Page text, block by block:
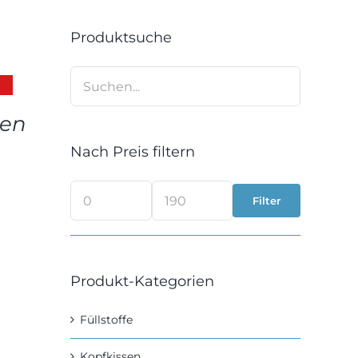
Produktsuche
Nach Preis filtern
Min.
Max.
Filter
Produkt-Kategorien
Füllstoffe